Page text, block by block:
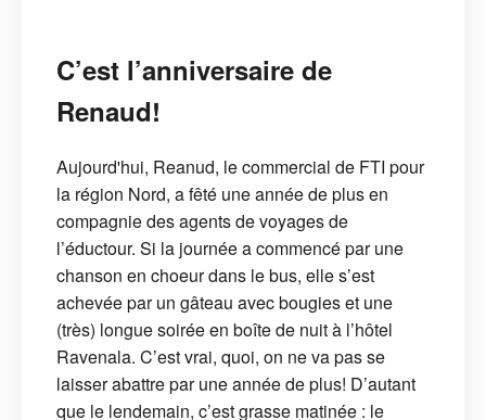
C’est l’anniversaire de
Renaud!
Aujourd'hui, Reanud, le commercial de FTI pour
la région Nord, a fêté une année de plus en
compagnie des agents de voyages de
l’éductour. Si la journée a commencé par une
chanson en choeur dans le bus, elle s’est
achevée par un gâteau avec bougies et une
(très) longue soirée en boîte de nuit à l’hôtel
Ravenala. C’est vrai, quoi, on ne va pas se
laisser abattre par une année de plus! D’autant
que le lendemain, c’est grasse matinée : le